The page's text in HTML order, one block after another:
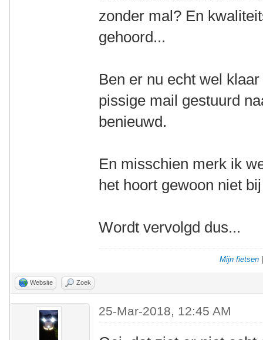
zonder mal? En
gehoord...
Ben er nu echt wel
pissige mail gestuurd
benieuwd.
En misschien merk ik
het hoort gewoon niet
Wordt vervolgd dus...
Mijn fietsen
Website Zoek
25-Mar-2018, 12:45 AM